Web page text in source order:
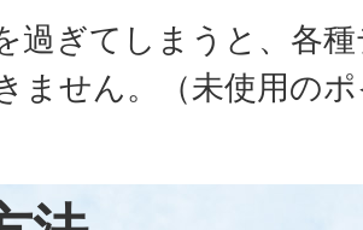
過ぎてしまうと、各
ません。（未使用の